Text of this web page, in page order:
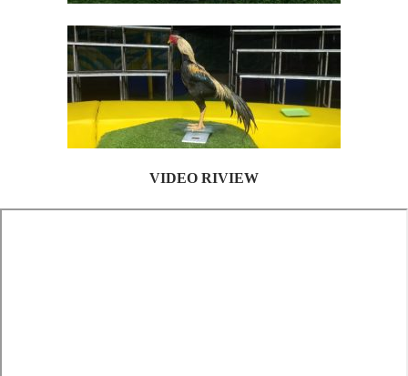
VIDEO RIVIEW